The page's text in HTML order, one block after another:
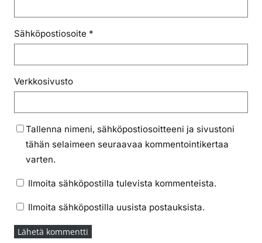
Sähköpostiosoite *
Verkkosivusto
Tallenna nimeni, sähköpostiosoitteeni ja sivustoni
tähän selaimeen seuraavaa kommentointikertaa
varten.
Ilmoita sähköpostilla tulevista kommenteista.
Ilmoita sähköpostilla uusista postauksista.